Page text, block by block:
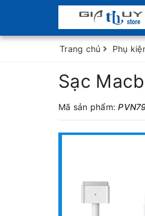
Trang chủ Phụ
Sạc
Mã sản phẩm: